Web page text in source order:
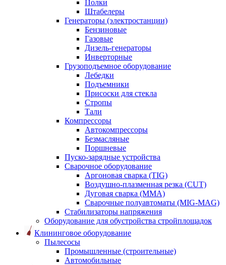
Полки
Штабелеры
Генераторы (электростанции)
Бензиновые
Газовые
Дизель-генераторы
Инверторные
Грузоподъемное оборудование
Лебедки
Подъемники
Присоски для стекла
Стропы
Тали
Компрессоры
Автокомпрессоры
Безмасляные
Поршневые
Пуско-зарядные устройства
Сварочное оборудование
Аргоновая сварка (TIG)
Воздушно-плазменная резка (CUT)
Дуговая сварка (ММА)
Сварочные полуавтоматы (MIG-MAG)
Стабилизаторы напряжения
Оборудование для обустройства стройплощадок
Клининговое оборудование
Пылесосы
Промышленные (строительные)
Автомобильные